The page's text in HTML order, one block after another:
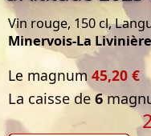
Vin rouge, 150 cl,
Minervois-La Livinière
Le magnum 45,20 €
La caisse de 6